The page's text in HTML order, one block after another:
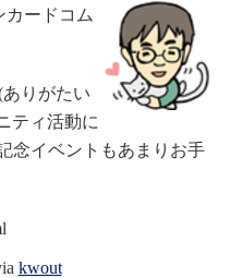
ードコム
りがたい
ティ活動に
念イベントもあまりお手
kwout